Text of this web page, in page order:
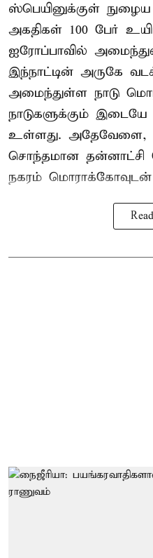
ஸ்பெயினுக்குள்
அகதிகள் 100 பேர்
ஐரோப்பாவில்
இந்நாட்டின் அருகே
அமைந்துள்ள நாடு
நாடுகளுக்கும்
உள்ளது. அதேவேளை,
சொந்தமான தன்னாட்சி
நகரம்